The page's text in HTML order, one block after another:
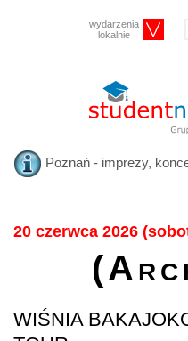
wydarzenia
lokalnie
Poznań - imprezy,
20 czerwca 2026
WIŚNIA